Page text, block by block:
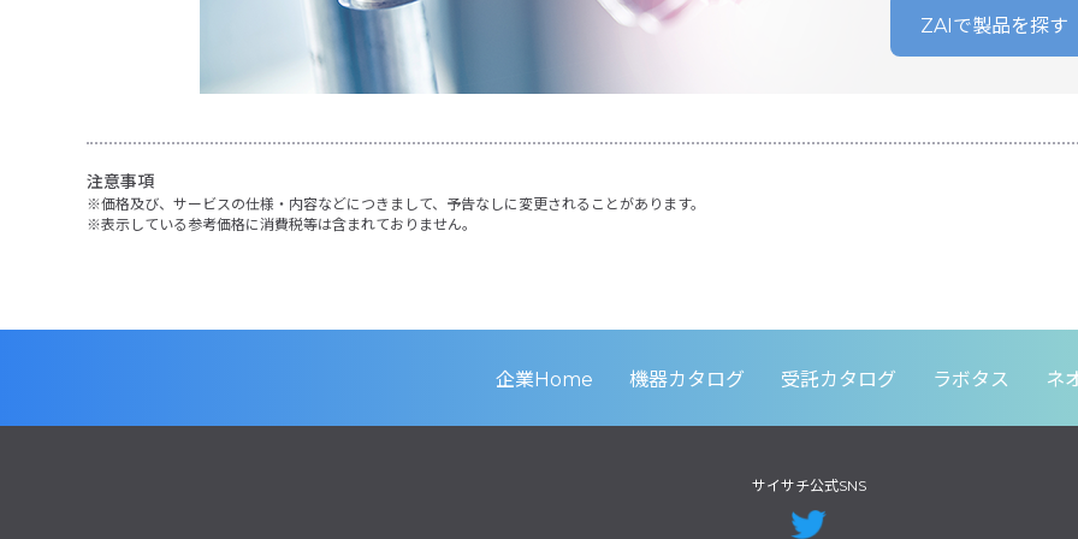
ZAIで製品を探す
注意事項
価格及び、サービスの仕様・内容などにつきまして、予告なしに変更されることがあります。
表示している参考価格に消費税等は含まれておりません。
企業Home 機器カタログ 受託カタログ ラボタス ネ
サイサチ公式SNS